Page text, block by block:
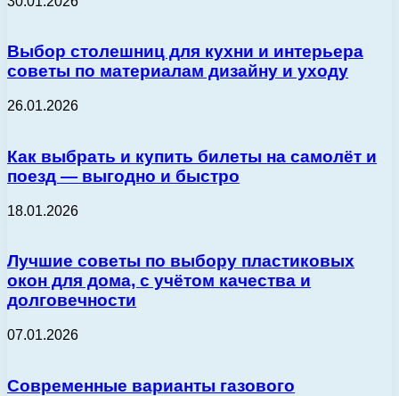
Выбор столешниц для кухни и интерьера
советы по материалам дизайну и уходу
26.01.2026
Как выбрать и купить билеты на самолёт и
поезд — выгодно и быстро
18.01.2026
Лучшие советы по выбору пластиковых
окон для дома, с учётом качества и
долговечности
07.01.2026
Современные варианты газового